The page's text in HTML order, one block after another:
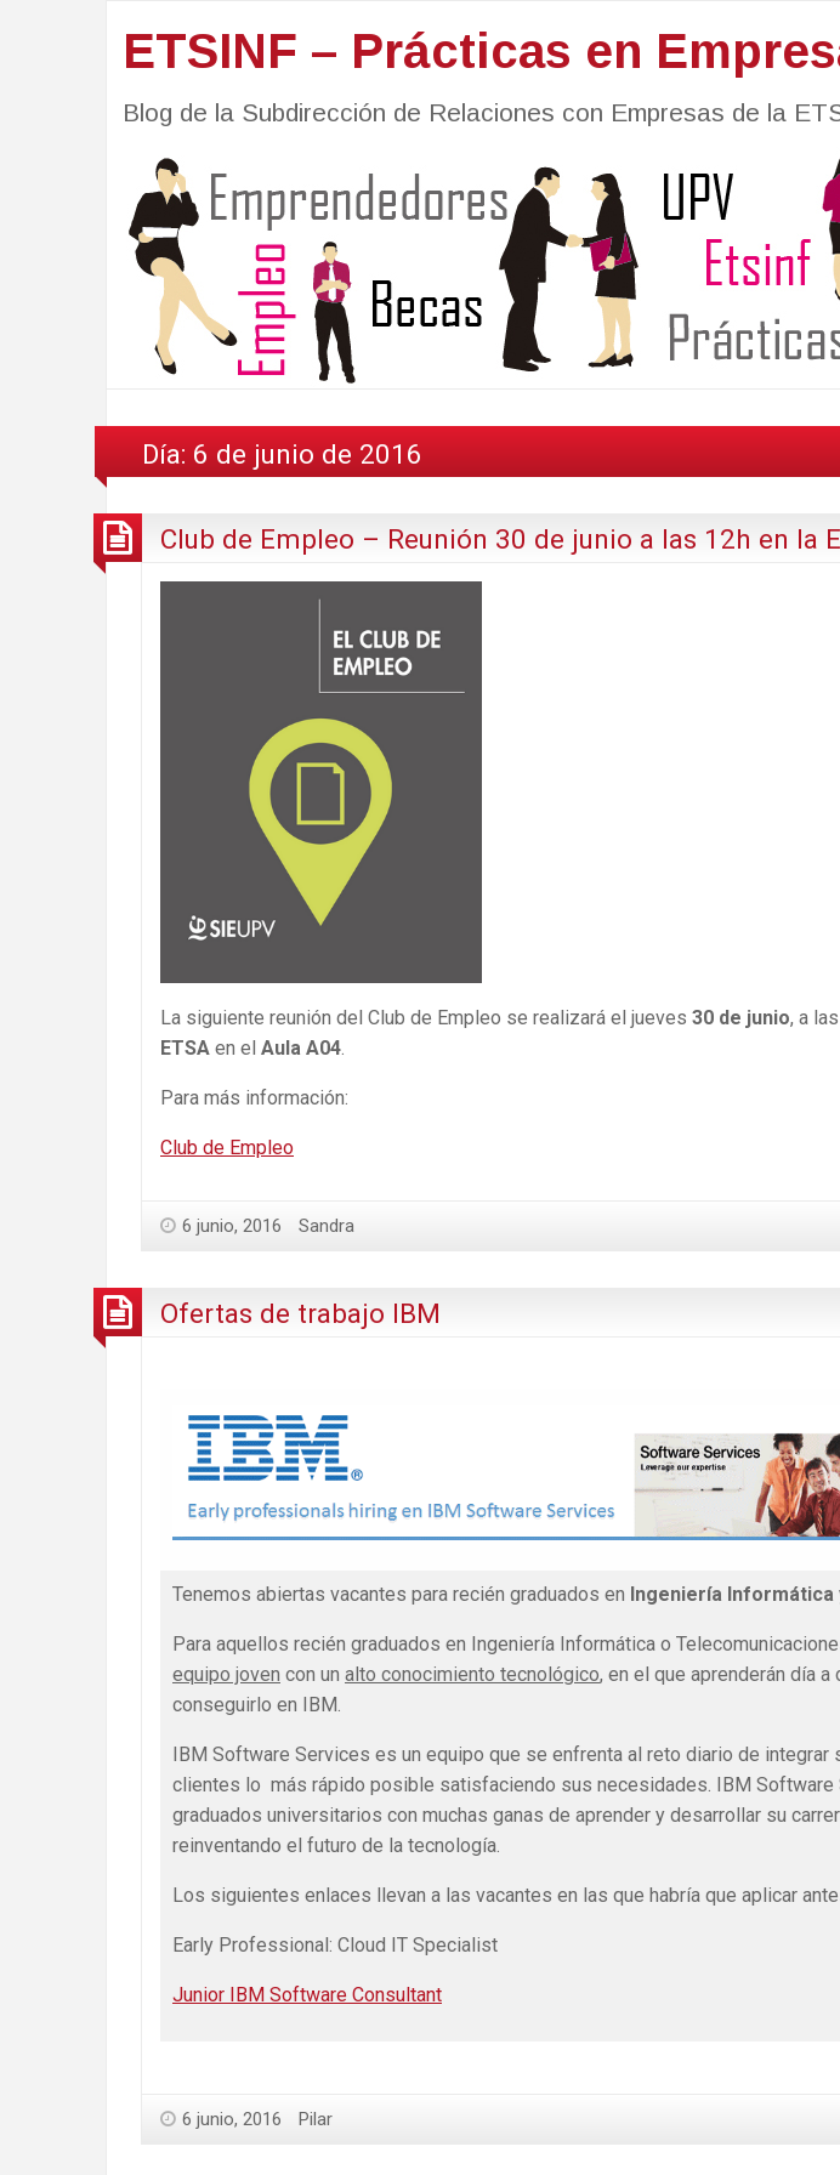
ETSINF – Prácticas en
Blog de la Subdirección de Relaciones con Empresas de la
Día: 6 de junio de 2016
Club de Empleo – Reunión 30 de junio a las 12h en la
La siguiente reunión del Club de Empleo se realizará el jueves 30 de junio, a las
ETSA en el Aula A04.
Para más información:
Club de Empleo
6 junio, 2016 Sandra
Ofertas de trabajo IBM
Tenemos abiertas vacantes para recién graduados en Ingeniería
Para aquellos recién graduados en Ingeniería Informática o
equipo joven con un alto conocimiento tecnológico, en el que aprenderán día
conseguirlo en IBM.
IBM Software Services es un equipo que se enfrenta al reto diario de integrar
clientes lo más rápido posible satisfaciendo sus necesidades. IBM Software
graduados universitarios con muchas ganas de aprender y desarrollar su
reinventando el futuro de la tecnología.
Los siguientes enlaces llevan a las vacantes en las que habría que aplicar
Early Professional: Cloud IT Specialist
Junior IBM Software Consultant
6 junio, 2016 Pilar